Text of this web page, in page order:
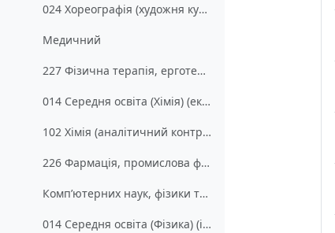
024 Хореографія (художня культура, народно-сценічна хореографія) (331)
Медичний
227 Фізична терапія, ерготерапія (331)
014 Середня освіта (Хімія) (екологія та безпека життєдіяльності) (341)
102 Хімія (аналітичний контроль за станом навколишнього середовища, харчових продуктів та лікарських препаратів) (342)
226 Фармація, промислова фармація (361)
Комп’ютерних наук, фізики та математики
014 Середня освіта (Фізика) (інформатика) (211)